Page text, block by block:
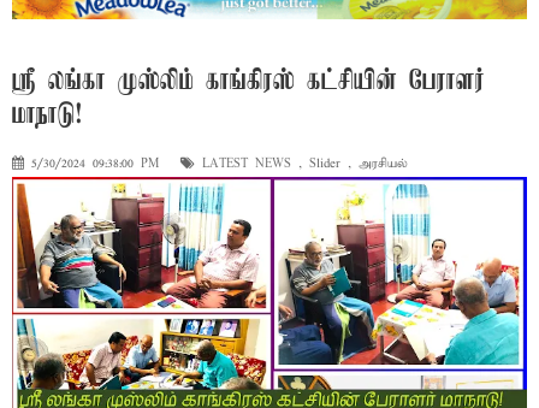
ஸ்ரீ லங்கா முஸ்லிம் காங்கிரஸ் கட்சியின் பேராளர்
மாநாடு!
5/30/2024 09:38:00 PM LATEST NEWS , Slider , அரசியல்